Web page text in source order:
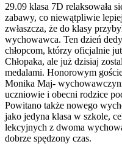
29.09 klasa 7D relaksowała
zabawy, co niewątpliwie
zwłaszcza, że do klasy
wychowawca. Ten dzień
chłopcom, którzy oficjalnie
Chłopaka, ale już dzisiaj
medalami. Honorowym
Monika Maj-
uczniowie i obecni rodzice
Powitano także nowego
jako jedyna klasa w szkole,
lekcyjnych z dwoma
dobrze spędzony czas.